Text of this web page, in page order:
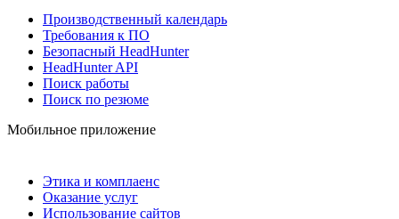
Производственный календарь
Требования к ПО
Безопасный HeadHunter
HeadHunter API
Поиск работы
Поиск по резюме
Мобильное приложение
Этика и комплаенс
Оказание услуг
Использование сайтов